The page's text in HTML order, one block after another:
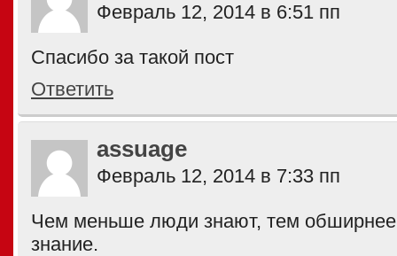
Февраль 12, 2014 в 6:51 пп
Спасибо за такой пост
Ответить
assuage
Февраль 12, 2014 в 7:33 пп
Чем меньше люди знают, тем обширнее
знание.